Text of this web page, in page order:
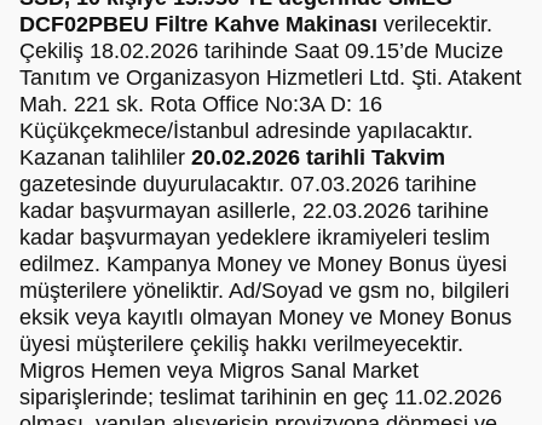
DCF02PBEU Filtre Kahve Makinası verilecektir.
Çekiliş 18.02.2026 tarihinde Saat 09.15’de Mucize
Tanıtım ve Organizasyon Hizmetleri Ltd. Şti. Atakent
Mah. 221 sk. Rota Office No:3A D: 16
Küçükçekmece/İstanbul adresinde yapılacaktır.
Kazanan talihliler 20.02.2026 tarihli Takvim
gazetesinde duyurulacaktır. 07.03.2026 tarihine
kadar başvurmayan asillerle, 22.03.2026 tarihine
kadar başvurmayan yedeklere ikramiyeleri teslim
edilmez. Kampanya Money ve Money Bonus üyesi
müşterilere yöneliktir. Ad/Soyad ve gsm no, bilgileri
eksik veya kayıtlı olmayan Money ve Money Bonus
üyesi müşterilere çekiliş hakkı verilmeyecektir.
Migros Hemen veya Migros Sanal Market
siparişlerinde; teslimat tarihinin en geç 11.02.2026